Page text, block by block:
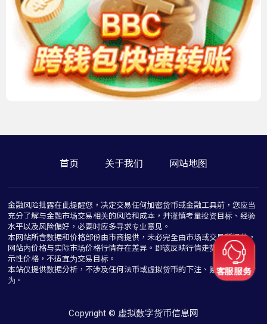
首页 关于我们 网站地图
金融风险批露在此提醒您，决定交易任何加密货币或金融工具前，您应当
充分了解与金融市场交易相关的风险和成本，并谨慎考量投资目标、经验
水平以及风险偏好，必要时应多寻求专业意见。
本网站所含数据和价格部份由市商提供，未必完全由市场或交易所提供，
网站内价格与实际市场价格行情存在差异。即该反映行情走势价格仅为指
示性价格，不适宜为交易目标。
本站仅提供数据分析，不涉及任何法币或虚拟货币的下注、赌博与推介行
为。
Copyright © 虚拟数字货币信息网